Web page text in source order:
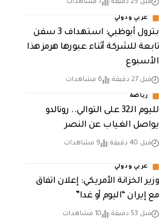
قبل 25 دقيقة 7 مشاهدات
عربي ودولي
بترول أبوظبي: استهداف 3 سفن
تابعة للشركة أثناء عبورها هرمز هذا
الأسبوع
قبل 27 دقيقة 6 مشاهدات
رياضة
لليوم الـ32 على التوالي.. رونالدو
يواصل الغياب عن النصر
قبل 40 دقيقة 9 مشاهدات
عربي ودولي
وزير الخزانة الأمريكي: إعلان اتفاق
مع إيران “اليوم أو غدا”
قبل 53 دقيقة 10 مشاهدات